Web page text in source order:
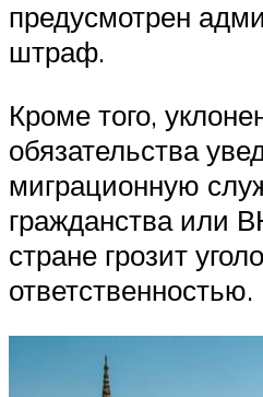
предусмотрен
штраф.
Кроме того,
обязательства
миграционную
гражданства или
стране грозит
ответственностью.